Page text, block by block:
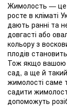
Жимолость — це
росте в кліматі
дають ранні та
довгасті або
кольору з
плодів
Тож якщо вашою
сад, а ще й
жимолості саме
садити
допоможуть